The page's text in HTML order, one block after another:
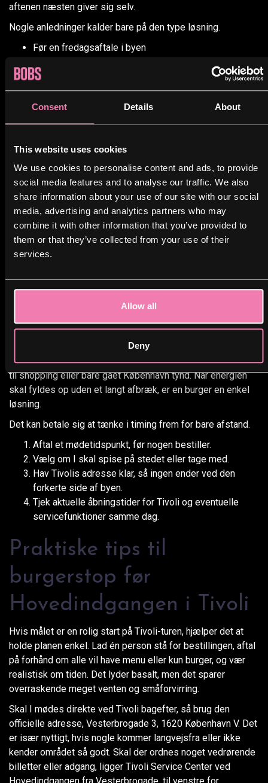
Consent Details About
This website uses cookies
We use cookies to personalise content and ads, to provide
social media features and to analyse our traffic. We also
share information about your use of our site with our social
media, advertising and analytics partners who may
combine it with other information that you’ve provided to
them or that they’ve collected from your use of their
services.
Allow all
Deny
aftenen næsten giver sig selv.
Nogle anledninger kalder bare på den type løsning.
Før en fredagsaftale i byen
Når I mødes efter arbejde i centrum
Når Tivoli kun er én del af hele aftenen
Take-away burger før
Tivoli kan redde
tidsplanen
Der er dage, hvor man har god tid. Og så er der de andre.
Dem, hvor én sidder fast i trafikken, en anden kommer fra
kontoret, og resten står og skriver “hvor er du?” i chatten.
Her giver take-away virkelig mening.
telefonbestilling, og det gør planlægningen lettere, hvis du
vil hente maden på vejen, spise hurtigt og fortsætte direkte
mod Vesterbrogade 3.
Take-away fungerer også godt, hvis Tivoli ikke er dagens
første stop. Måske har I været rundt i Indre By, på museum,
til shopping eller bare gået København tynd. Når energien
skal fyldes op uden et langt afbræk, er en burger en enkel
løsning.
Det kan betale sig at tænke i timing frem for bare afstand.
Aftal et mødetidspunkt, før nogen bestiller.
Vælg om I skal spise på stedet eller tage med.
Hav Tivolis adresse klar, så ingen ender ved den
forkerte side af byen.
Tjek aktuelle åbningstider for Tivoli og eventuelle
servicefunktioner samme dag.
Praktiske tips til
burgerstop før
Hovedindgangen i Tivoli
Hvis målet er en rolig start på Tivoli-turen, hjælper det at
holde planen enkel. Lad én person stå for bestillingen, aftal
på forhånd om alle vil have menu eller kun burger, og vær
realistisk om tiden. Det lyder basalt, men det sparer
overraskende meget venten og småforvirring.
Skal I mødes direkte ved Tivoli bagefter, så brug den
officielle adresse, Vesterbrogade 3, 1620 København V. Det
er især nyttigt, hvis nogle kommer langvejsfra eller ikke
kender området så godt. Skal der ordnes noget vedrørende
billetter eller adgang, ligger Tivoli Service Center ved